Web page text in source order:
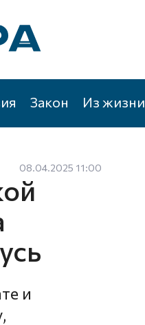
Закон Из жизни
08.04.2025 11:00
и